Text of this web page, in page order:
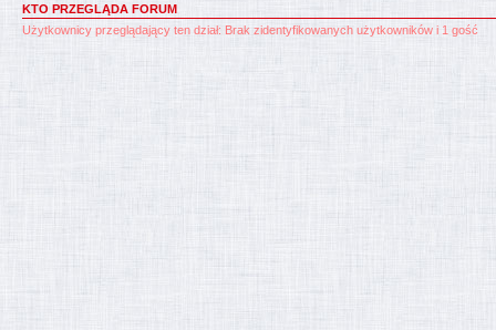
KTO PRZEGLĄDA FORUM
Użytkownicy przeglądający ten dział: Brak zidentyfikowanych użytkowników i 1 gość